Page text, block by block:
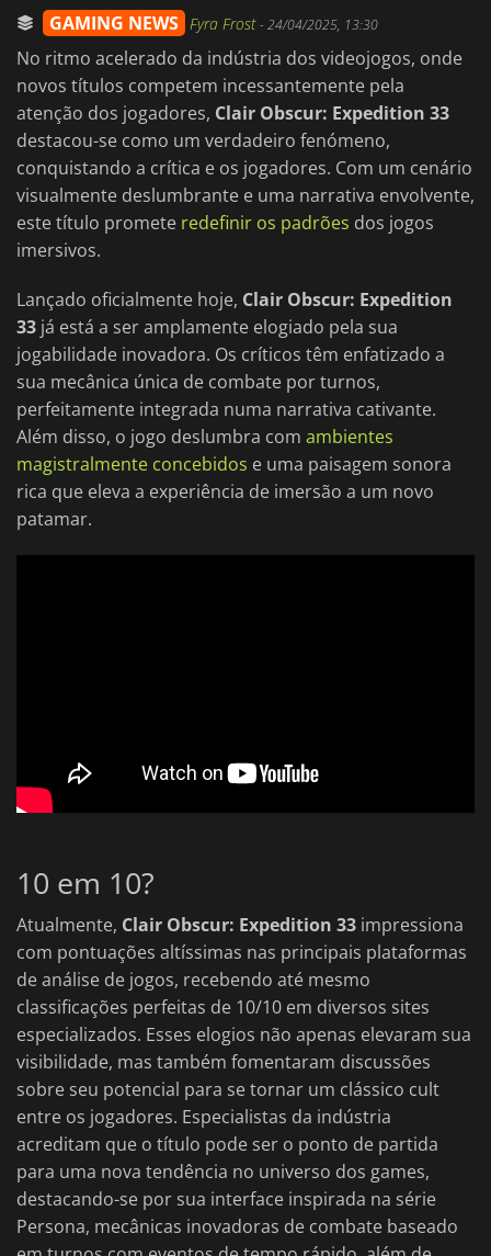
GAMING NEWS Fyra Frost-24/04/2025, 13:30
No ritmo acelerado da indústria dos videojogos, onde
novos títulos competem incessantemente pela
atenção dos jogadores, Clair Obscur: Expedition 33
destacou-se como um verdadeiro fenómeno,
conquistando a crítica e os jogadores. Com um cenário
visualmente deslumbrante e uma narrativa envolvente,
este título promete redefinir os padrões dos jogos
imersivos.
Lançado oficialmente hoje, Clair Obscur: Expedition
33 já está a ser amplamente elogiado pela sua
jogabilidade inovadora. Os críticos têm enfatizado a
sua mecânica única de combate por turnos,
perfeitamente integrada numa narrativa cativante.
Além disso, o jogo deslumbra com ambientes
magistralmente concebidos e uma paisagem sonora
rica que eleva a experiência de imersão a um novo
patamar.
10 em 10?
Atualmente, Clair Obscur: Expedition 33 impressiona
com pontuações altíssimas nas principais plataformas
de análise de jogos, recebendo até mesmo
classificações perfeitas de 10/10 em diversos sites
especializados. Esses elogios não apenas elevaram sua
visibilidade, mas também fomentaram discussões
sobre seu potencial para se tornar um clássico cult
entre os jogadores. Especialistas da indústria
acreditam que o título pode ser o ponto de partida
para uma nova tendência no universo dos games,
destacando-se por sua interface inspirada na série
Persona, mecânicas inovadoras de combate baseado